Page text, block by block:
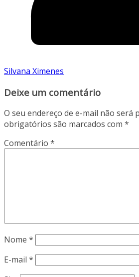
Silvana Ximenes
Deixe um comentário
O seu endereço de e-mail não será
obrigatórios são marcados com *
Comentário *
Nome *
E-mail *